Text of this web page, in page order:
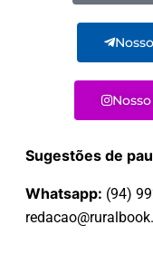
Sugestões de
Whatsapp: (94)